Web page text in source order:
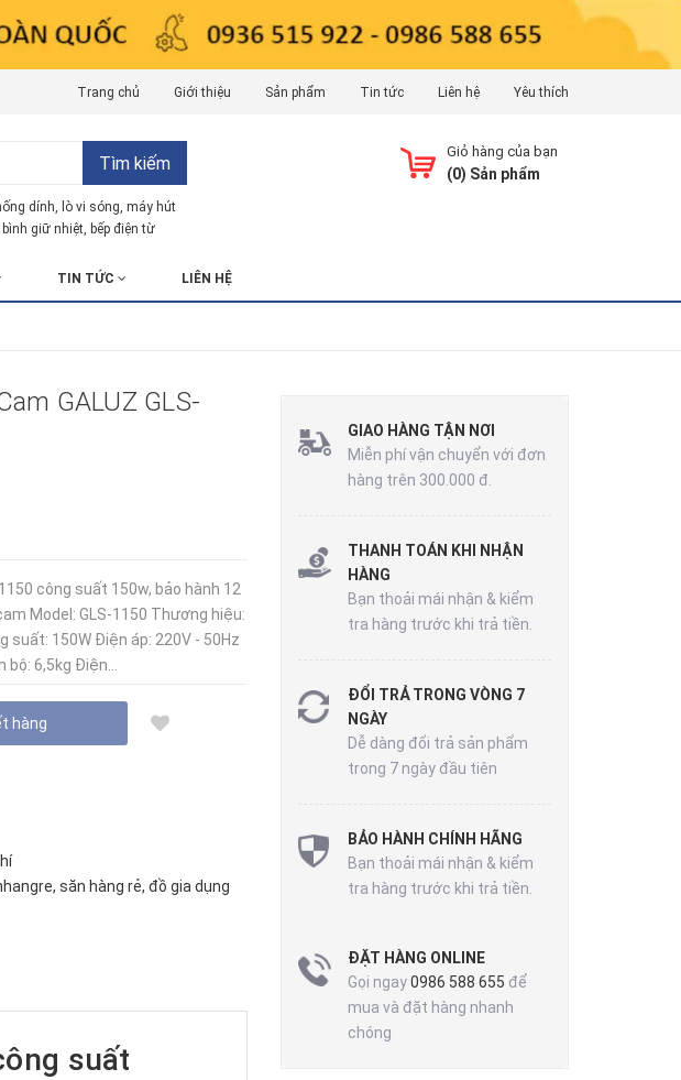
Trang chủ Giới thiệu Sản phẩm Tin tức Liên hệ Yêu thích
Tìm kiếm
dính, lò vi sóng, máy hút
bình giữ nhiệt, bếp điện từ
Giỏ hàng của bạn
(0) Sản phẩm
TIN TỨC LIÊN HỆ
GALUZ GLS-
công suất 150w, bảo hành 12
Model: GLS-1150 Thương hiệu:
suất: 150W Điện áp: 220V - 50Hz
6,5kg Điện...
hàng
, săn hàng rẻ, đồ gia dụng
suất
GIAO HÀNG TẬN NƠI
Miễn phí vận chuyển với đơn
hàng trên 300.000 đ.
THANH TOÁN KHI NHẬN
HÀNG
Bạn thoải mái nhận & kiểm
tra hàng trước khi trả tiền.
ĐỔI TRẢ TRONG VÒNG 7
NGÀY
Dễ dàng đổi trả sản phẩm
trong 7 ngày đầu tiên
BẢO HÀNH CHÍNH HÃNG
Bạn thoải mái nhận & kiểm
tra hàng trước khi trả tiền.
ĐẶT HÀNG ONLINE
Gọi ngay0986 588 655 để
mua và đặt hàng nhanh
chóng